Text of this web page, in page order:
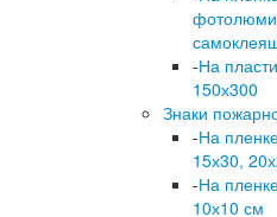
-На
150х300
Знаки
-На
15х30,
-На
10х10 см